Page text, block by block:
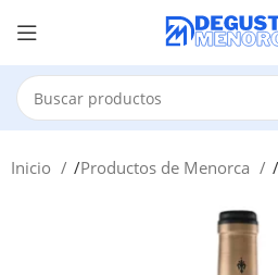
Inicio Productos de Menorca